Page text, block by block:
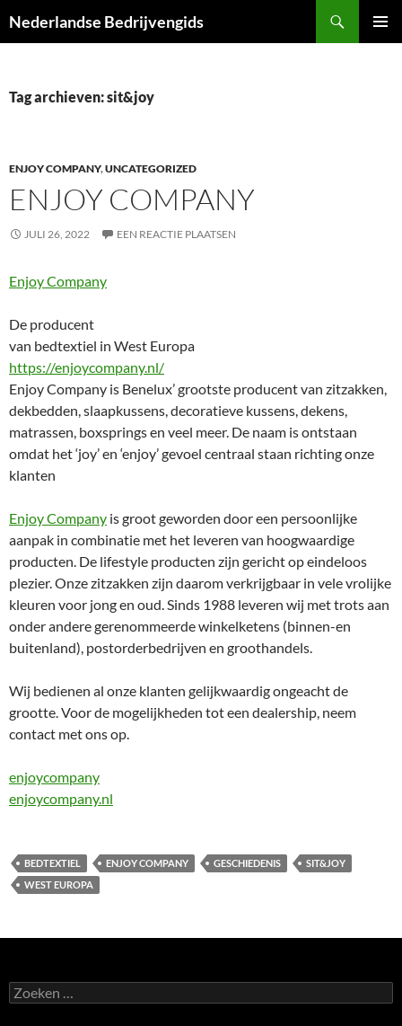
naar
Nederlandse Bedrijvengids
Tag archieven: sit&joy
ENJOY COMPANY,UNCATEGORIZED
ENJOY COMPANY
JULI 26, 2022 EEN REACTIE PLAATSEN
Enjoy Company
De producent
van bedtextiel in West Europa
https://enjoycompany.nl/
Enjoy Company is Benelux’ grootste producent van zitzakken,
dekbedden, slaapkussens, decoratieve kussens, dekens,
matrassen, boxsprings en veel meer. De naam is ontstaan
omdat het ‘joy’ en ‘enjoy’ gevoel centraal staan richting onze
klanten
Enjoy Company is groot geworden door een persoonlijke
aanpak in combinatie met het leveren van hoogwaardige
producten. De lifestyle producten zijn gericht op eindeloos
plezier. Onze zitzakken zijn daarom verkrijgbaar in vele vrolijke
kleuren voor jong en oud. Sinds 1988 leveren wij met trots aan
onder andere gerenommeerde winkelketens (binnen-en
buitenland), postorderbedrijven en groothandels.
Wij bedienen al onze klanten gelijkwaardig ongeacht de
grootte. Voor de mogelijkheden tot een dealership, neem
contact met ons op.
enjoycompany
enjoycompany.nl
BEDTEXTIEL ENJOY COMPANY GESCHIEDENIS
SIT&JOY
WEST EUROPA
Zoeken
naar: